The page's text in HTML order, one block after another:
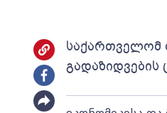
საქართველომ
გადაზიდვების